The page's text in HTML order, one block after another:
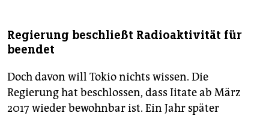
Regierung beschließt Radioaktivität für
beendet
Doch davon will Tokio nichts wissen. Die
Regierung hat beschlossen, dass Iitate ab März
2017 wieder bewohnbar ist. Ein Jahr später